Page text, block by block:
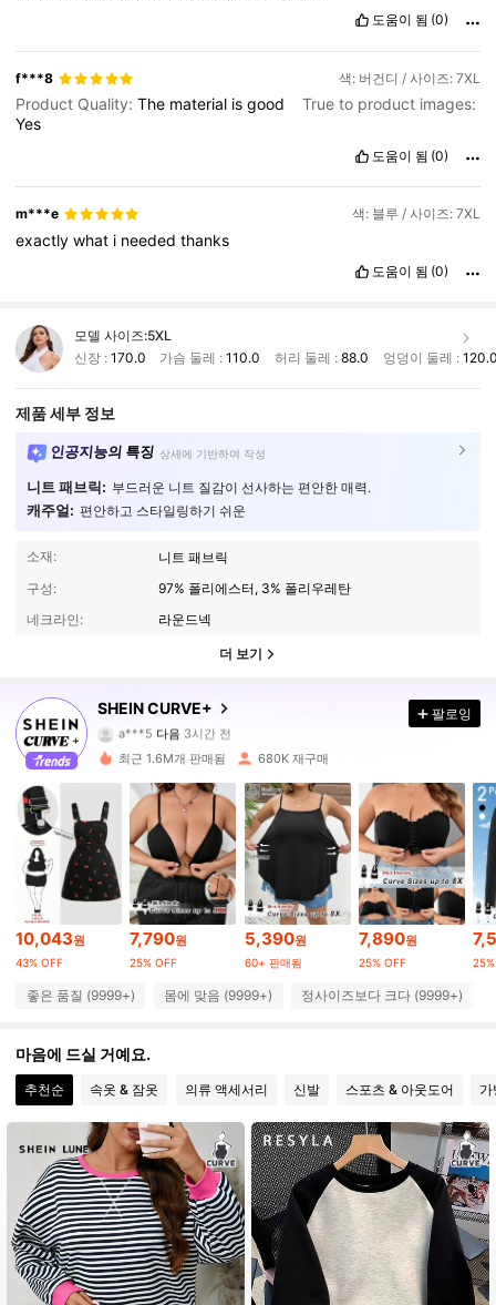
도움이 됨 (0)
f***8 색: 버건디 / 사이즈: 7XL
Product Quality:The material isgood
True to product images:
Yes
도움이 됨 (0)
m***e 색: 블루 / 사이즈: 7XL
exactlywhat i neededthanks
도움이 됨 (0)
모델 사이즈:5XL
신장 : 170.0 가슴 둘레 :110.0 허리 둘레 : 88.0 엉덩이 둘레 :
제품 세부 정보
인공지능의 특징 상세에 기반하여 작성
니트 패브릭: 부드러운 니트 질감이 선사하는 편안한 매력.
캐주얼: 편안하고 스타일링하기 쉬운
소재:
니트 패브릭
구성:
97% 폴리에스터, 3% 폴리우레탄
네크라인:
라운드넥
더 보기
SHEIN CURVE+
a***5다음3시간 전
s***6 가 탐색 중입니다
4.84
4.84 513K 팔로워
4.84 513K 팔로워
4.84 513K 팔로워
4.84 513K 팔로워
4.84 513K 팔로워
4.84 513K 팔로워
4.84 513K 팔로워
팔로잉
최근 1.6M개 판매됨 680K 재구매
10,043원
43% OFF
7,790원
25% OFF
5,390원
60+ 판매됨
7,890원
25% OFF
좋은 품질 (9999+) 몸에 맞음 (9999+) 정사이즈보다 크다 (9999+)
마음에 드실 거예요.
추천순 속옷 & 잠옷 의류 액세서리 신발 스포츠 & 아웃도어